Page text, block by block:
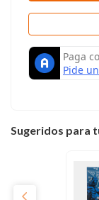
Sugeridos para